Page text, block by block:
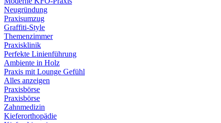
Neugründung
Praxisumzug
Graffiti-Style
Themenzimmer
Praxisklinik
Perfekte Linienführung
Ambiente in Holz
Praxis mit Lounge Gefühl
Alles anzeigen
Praxisbörse
Praxisbörse
Zahnmedizin
Kieferorthopädie